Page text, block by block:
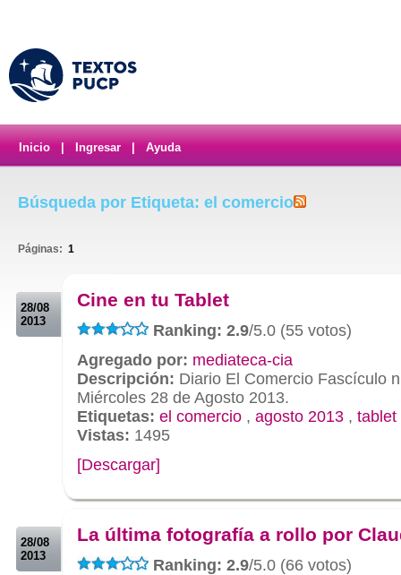
Inicio Ingresar Ayuda
Búsqueda por Etiqueta: el comercio
Páginas: 1
28/08
2013
Cine en tu Tablet
Ranking: 2.9/5.0 (55 votos)
Agregado por: mediateca-cia
Descripción: Diario El Comercio Fascículo
Miércoles 28 de Agosto 2013.
Etiquetas: el comercio , agosto 2013 , tablet
Vistas: 1495
[Descargar]
28/08
2013
La última fotografía a rollo por
Ranking: 2.9/5.0 (66 votos)